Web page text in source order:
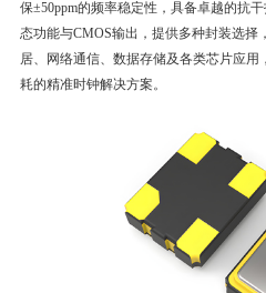
保±50ppm的频率稳定性，具备卓越的抗
态功能与CMOS输出，提供多种封装选择
居、网络通信、数据存储及各类芯片应用
耗的精准时钟解决方案。